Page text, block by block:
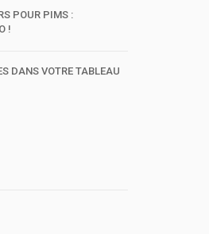
POUR PIMS :
!
DANS VOTRE TABLEAU